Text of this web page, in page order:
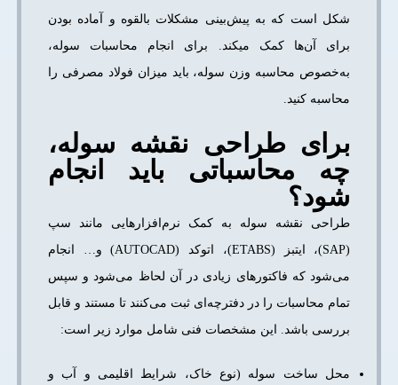
شکل است که به پیش‌بینی مشکلات بالقوه و آماده بودن
برای آن‌ها کمک می­کند. برای انجام محاسبات سوله،
به‌خصوص محاسبه وزن سوله، باید میزان فولاد مصرفی را
محاسبه کنید.
برای طراحی نقشه سوله،
چه محاسباتی باید انجام
شود؟
طراحی نقشه سوله به کمک نرم‌افزارهایی مانند سپ
(SAP)، ایتبز (ETABS)، اتوکد (AUTOCAD) و… انجام
می‌شود که فاکتورهای زیادی در آن لحاظ می‌شود و سپس
تمام محاسبات را در دفترچه‌ای ثبت می‌کنند تا مستند و قابل
بررسی باشد. این مشخصات فنی شامل موارد زیر است:
محل ساخت سوله (نوع خاک، شرایط اقلیمی و آب و